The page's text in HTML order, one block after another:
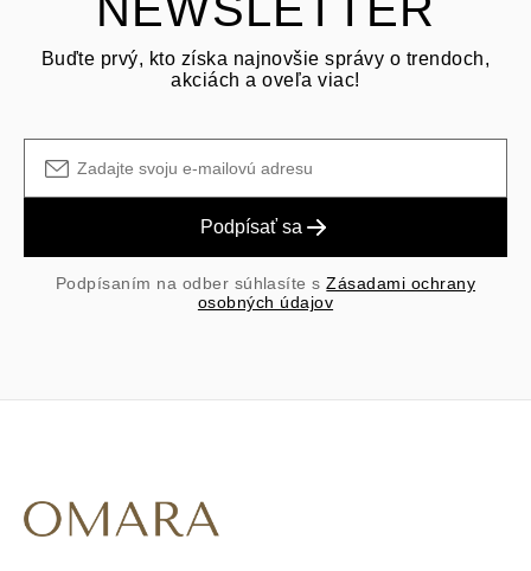
Buďte prvý, kto získa najnovšie správy o trendoch,
akciách a oveľa viac!
Podpísať sa
Podpísaním na odber súhlasíte sZásadami ochrany
osobných údajov